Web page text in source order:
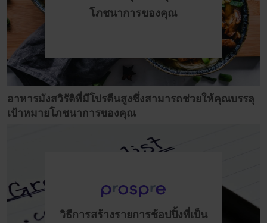
โภชนาการของคุณ
อาหารมังสวิรัติที่มีโปรตีนสูงซึ่งสามารถช่วยให้คุณบรรลุ
เป้าหมายโภชนาการของคุณ
วิธีการสร้างรายการช้อปปิ้งที่เป็น